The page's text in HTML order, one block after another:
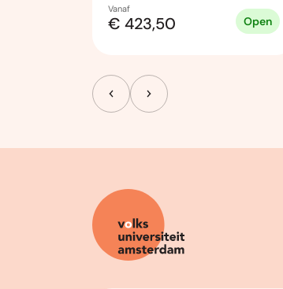
Vanaf
€ 423,50 Open